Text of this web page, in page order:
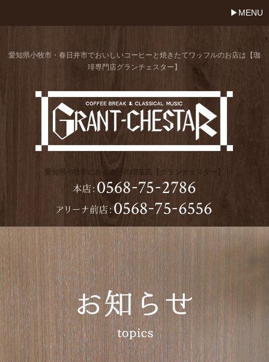
MENU
愛知県小牧市・春日井市でおいしいコーヒーと焼きたてワッフルのお店は【珈
琲専門店グランチェスター】
愛知県小牧市にある珈琲の喫茶店【グランチェスター】